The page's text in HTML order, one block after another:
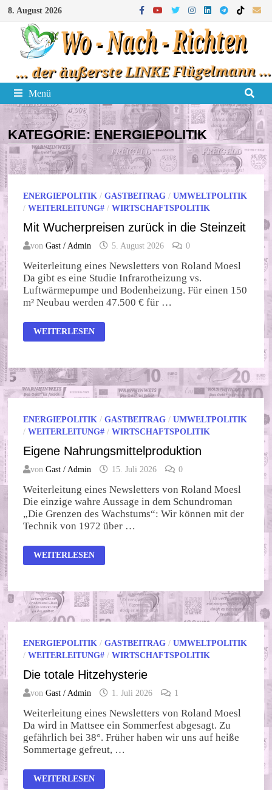
Zum
Inhalt
springen
8. August 2026
Menü
KATEGORIE: ENERGIEPOLITIK
ENERGIEPOLITIK /GASTBEITRAG /UMWELTPOLITIK
/WEITERLEITUNG# /WIRTSCHAFTSPOLITIK
Mit Wucherpreisen zurück in die Steinzeit
vonGast / Admin 5. August 2026 0
Weiterleitung eines Newsletters von Roland Moesl
Da gibt es eine Studie Infrarotheizung vs.
Luftwärmepumpe und Bodenheizung. Für einen 150
m² Neubau werden 47.500 € für …
MIT
WUCHERPREISEN
STEINZEIT
WEITERLESEN
ENERGIEPOLITIK /GASTBEITRAG /UMWELTPOLITIK
/WEITERLEITUNG# /WIRTSCHAFTSPOLITIK
Eigene Nahrungsmittelproduktion
vonGast / Admin 15. Juli 2026 0
Weiterleitung eines Newsletters von Roland Moesl
Die einzige wahre Aussage in dem Schundroman
„Die Grenzen des Wachstums“: Wir können mit der
Technik von 1972 über …
EIGENE
NAHRUNGSMITTELPRODUKTION
WEITERLESEN
ENERGIEPOLITIK /GASTBEITRAG /UMWELTPOLITIK
/WEITERLEITUNG# /WIRTSCHAFTSPOLITIK
Die totale Hitzehysterie
vonGast / Admin 1. Juli 2026 1
Weiterleitung eines Newsletters von Roland Moesl
Da wird in Mattsee ein Sommerfest abgesagt. Zu
gefährlich bei 38°. Früher haben wir uns auf heiße
Sommertage gefreut, …
DIE
TOTALE
WEITERLESEN